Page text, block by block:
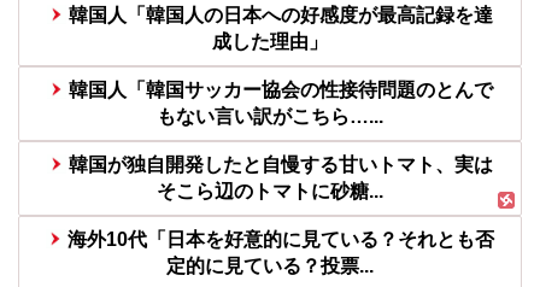
韓国人「韓国人の日本への好感度が最高記録を達
成した理由」
韓国人「韓国サッカー協会の性接待問題のとんで
もない言い訳がこちら…...
韓国が独自開発したと自慢する甘いトマト、実は
そこら辺のトマトに砂糖...
海外10代「日本を好意的に見ている？それとも否
定的に見ている？投票...